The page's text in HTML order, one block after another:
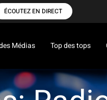
ÉCOUTEZ EN DIRECT
Médias Top des tops